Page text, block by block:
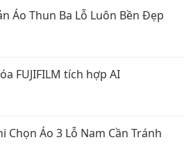
Áo Thun Ba Lỗ Luôn Bền Đẹp
FUJIFILM tích hợp AI
Chọn Áo 3 Lỗ Nam Cần Tránh